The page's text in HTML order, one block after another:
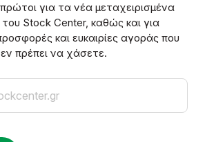
για τα νέα μεταχειρισμένα
Stock Center, καθώς και για
και ευκαιρίες αγοράς που
πρέπει να χάσετε.